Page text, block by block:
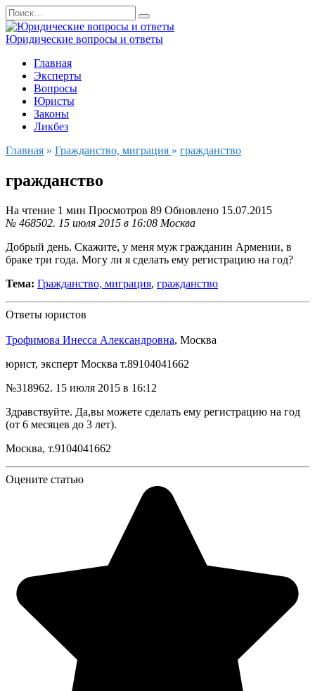
Перейти
к
содержанию
Search
for:
Юридические вопросы и ответы
Главная
Эксперты
Вопросы
Юристы
Законы
Ликбез
Главная » Гражданство, миграция » гражданство
гражданство
На чтение 1 мин Просмотров 89 Обновлено 15.07.2015
№ 468502. 15 июля 2015 в 16:08 Москва
Добрый день. Скажите, у меня муж гражданин Армении, в
браке три года. Могу ли я сделать ему регистрацию на год?
Тема: Гражданство, миграция, гражданство
Ответы юристов
Трофимова Инесса Александровна, Москва
юрист, эксперт Москва т.89104041662
№318962. 15 июля 2015 в 16:12
Здравствуйте. Да,вы можете сделать ему регистрацию на год
(от 6 месяцев до 3 лет).
Москва, т.9104041662
Оцените статью